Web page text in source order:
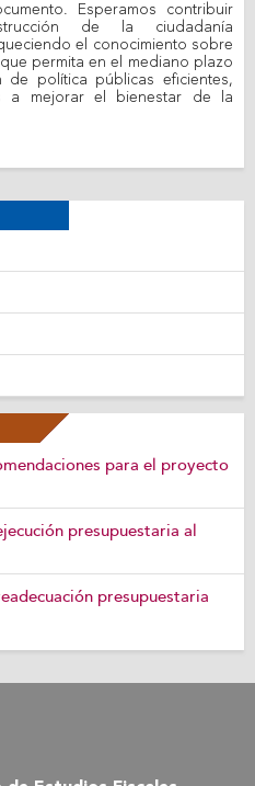
Esperamos contribuir
de la ciudadanía
el conocimiento sobre
permita en el mediano plazo
política públicas eficientes,
a mejorar el bienestar de la
para el proyecto
presupuestaria al
presupuestaria